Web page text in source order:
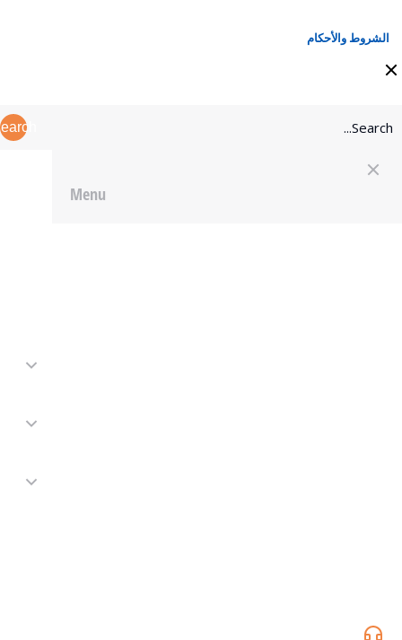
الشروط والأحكام
Menu